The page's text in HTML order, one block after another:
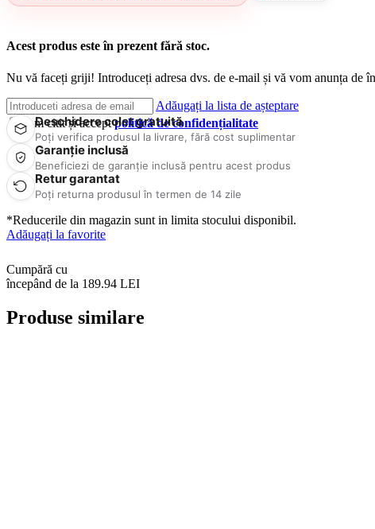
Acest produs este în prezent fără stoc.
Nu vă faceți griji! Introduceți adresa dvs. de e-mail și vă vom anunța de
Adăugați la lista de așteptare
Am citit și acceptpolitică de confidențialitate
Deschidere colet gratuită
Poți verifica produsul la livrare, fără cost suplimentar
Garanție inclusă
Beneficiezi de garanție inclusă pentru acest produs
Retur garantat
Poți returna produsul în termen de 14 zile
*Reducerile din magazin sunt in limita stocului disponibil.
Adăugați la favorite
Cumpără cu
începând de la 189.94 LEI
Produse similare